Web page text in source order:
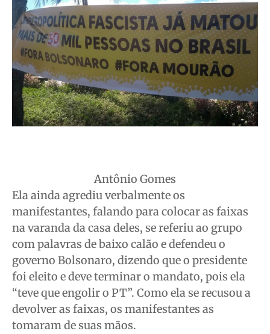
Antônio Gomes
Ela ainda agrediu verbalmente os
manifestantes, falando para colocar as faixas
na varanda da casa deles, se referiu ao grupo
com palavras de baixo calão e defendeu o
governo Bolsonaro, dizendo que o presidente
foi eleito e deve terminar o mandato, pois ela
“teve que engolir o PT”. Como ela se recusou a
devolver as faixas, os manifestantes as
tomaram de suas mãos.